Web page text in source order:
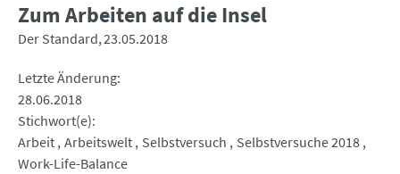
Zum Arbeiten auf die Insel
Der Standard 23.05.2018
Letzte Änderung
28.06.2018
Stichwort(e)
Arbeit Arbeitswelt Selbstversuch
Selbstversuche 2018
Work-Life-Balance